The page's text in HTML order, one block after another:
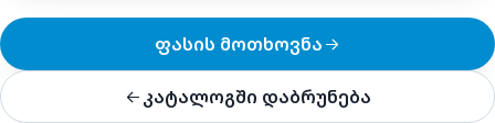
ფასის მოთხოვნა
კატალოგში დაბრუნება